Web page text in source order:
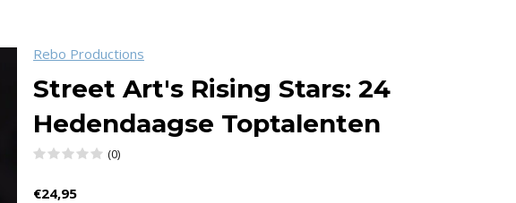
Rebo Productions
Street Art's Rising Stars: 24
Hedendaagse Toptalenten
(0)
€24,95